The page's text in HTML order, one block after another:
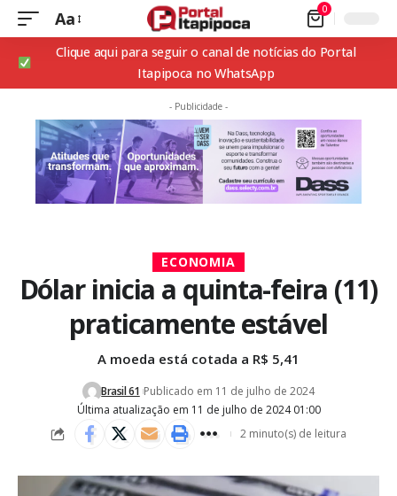
Aa 0
Clique aqui para seguir o canal de notícias do Portal
Itapipoca no WhatsApp
- Publicidade -
ECONOMIA
Dólar inicia a quinta-feira (11)
praticamente estável
A moeda está cotada a R$ 5,41
Última atualização em 11 de julho de 2024 01:00
Brasil 61 Publicado em 11 de julho de 2024
2 minuto(s) de leitura